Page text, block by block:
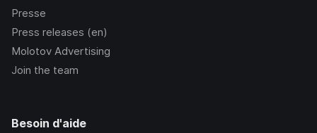
Presse
Press releases (en)
Molotov Advertising
Join the team
Besoin d'aide